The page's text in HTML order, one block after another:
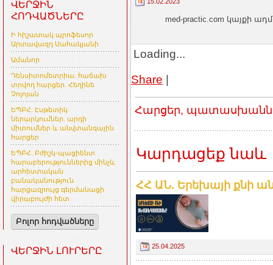
ՎԵՐՋԻՆ
ՀՈԴՎԱԾՆԵՐԸ
Ի հիշատակ պրոֆեսոր
Արտավազդ Սահակյանի
Ամանոր
Դենսիտոմետրիա. հաճախ
տրվող հարցեր. Հեղինե
Չոլոյան
ԵՊԲՀ. Էսթետիկ
ներարկումներ. արդի
միտումներ և անվտանգային
հարցեր
ԵՊԲՀ. Բժիշկ-պացիենտ
հարաբերություններից մինչև
արհեստական
բանականություն.
հարցազրույց գերմանացի
վիրաբույժի հետ
Բոլոր հոդվածները
ՎԵՐՋԻՆ ԼՈՒՐԵՐԸ
med-practic.com կայքի
Loading...
Share |
Հարցեր,
Կարդացեք նաև
ՀՀ ԱՆ. Երեխայի քնի
25.04.2025